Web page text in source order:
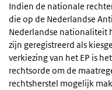
Indien de nationale
die op de Nederlandse
Nederlandse nationaliteit
zijn geregistreerd als
verkiezing van het EP is
rechtsorde om de
rechtsherstel mogelijk